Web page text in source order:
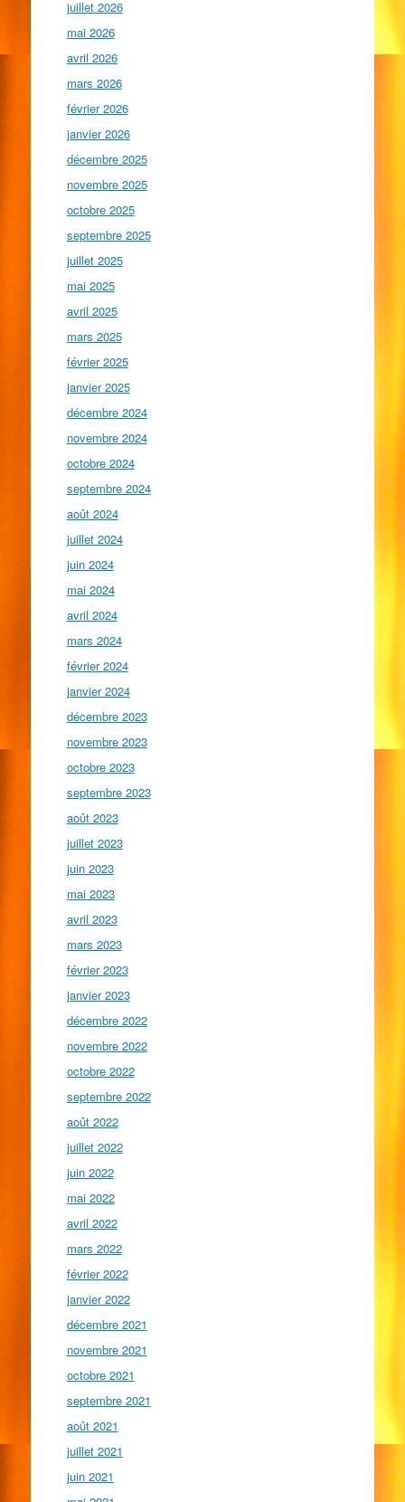
juillet 2026
mai 2026
avril 2026
mars 2026
février 2026
janvier 2026
décembre 2025
novembre 2025
octobre 2025
septembre 2025
juillet 2025
mai 2025
avril 2025
mars 2025
février 2025
janvier 2025
décembre 2024
novembre 2024
octobre 2024
septembre 2024
août 2024
juillet 2024
juin 2024
mai 2024
avril 2024
mars 2024
février 2024
janvier 2024
décembre 2023
novembre 2023
octobre 2023
septembre 2023
août 2023
juillet 2023
juin 2023
mai 2023
avril 2023
mars 2023
février 2023
janvier 2023
décembre 2022
novembre 2022
octobre 2022
septembre 2022
août 2022
juillet 2022
juin 2022
mai 2022
avril 2022
mars 2022
février 2022
janvier 2022
décembre 2021
novembre 2021
octobre 2021
septembre 2021
août 2021
juillet 2021
juin 2021